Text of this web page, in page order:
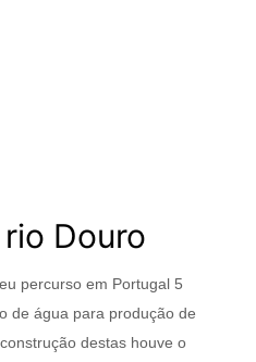
Douro
percurso em Portugal 5
de água para produção de
destas houve o